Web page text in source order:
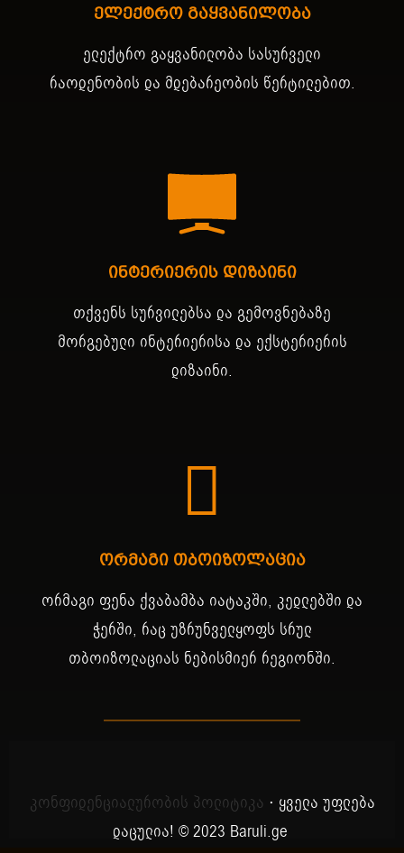
ელექტრო გაყვანილობა
ელექტრო გაყვანილობა სასურველი
რაოდენობის და მდებარეობის წერტილებით.
ინტერიერის დიზაინი
თქვენს სურვილებსა და გემოვნებაზე
მორგებული ინტერიერისა და ექსტერიერის
დიზაინი.
ორმაგი თბოიზოლაცია
ორმაგი ფენა ქვაბამბა იატაკში, კედლებში და
ჭერში, რაც უზრუნველყოფს სრულ
თბოიზოლაციას ნებისმიერ რეგიონში.
კონფიდენციალურობის პოლიტიკა ⋅ ყველა უფლება
დაცულია! © 2023 Baruli.ge